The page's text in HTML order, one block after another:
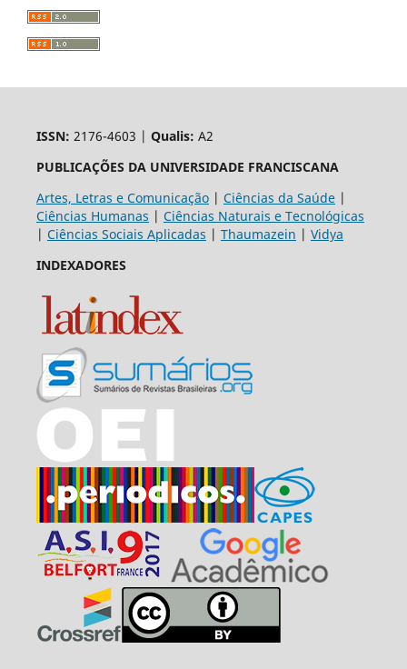
ISSN: 2176-4603 | Qualis: A2
PUBLICAÇÕES DA UNIVERSIDADE FRANCISCANA
Artes, Letras e Comunicação| Ciências da Saúde|
Ciências Humanas | Ciências Naturais e Tecnológicas
| Ciências Sociais Aplicadas | Thaumazein | Vidya
INDEXADORES